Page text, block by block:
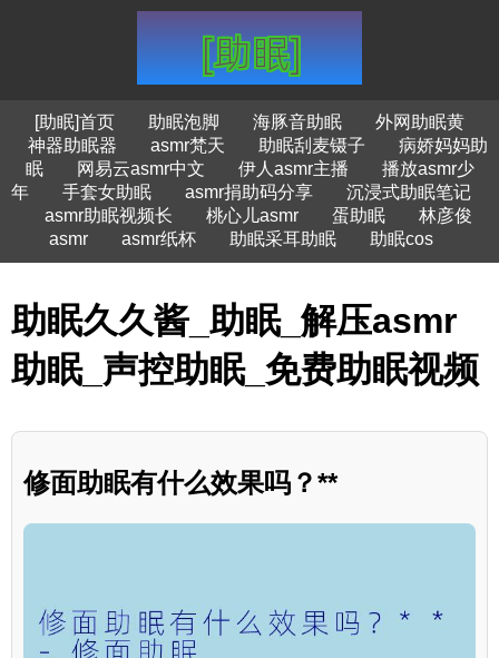
[助眠]首页 助眠泡脚 海豚音助眠
外网助眠黄
神器助眠器
asmr梵天 助眠刮麦镊子
病娇妈妈助
眠
网易云asmr中文 伊人asmr主播
播放asmr少
年
手套女助眠 asmr捐助码分享
沉浸式助眠笔记
asmr助眠视频长
桃心儿asmr 蛋助眠
林彦俊
asmr
asmr纸杯 助眠采耳助眠 助眠cos
助眠久久酱_助眠_解压asmr
助眠_声控助眠_免费助眠视频
修面助眠有什么效果吗？**